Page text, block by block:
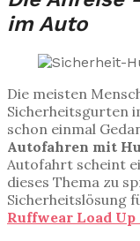
im Auto
Die meisten
Sicherheitsgurten
schon einmal
Autofahren mit
Autofahrt scheint
dieses Thema zu
Sicherheitslösung
Ruffwear Load Up